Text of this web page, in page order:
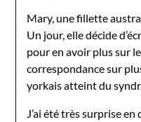
Mary, une fillette
Un jour, elle décide
pour en avoir plus sur
correspondance sur
yorkais atteint du
J’ai été très surprise en